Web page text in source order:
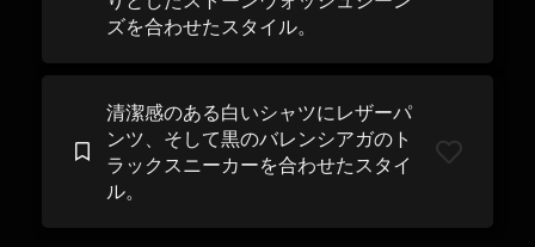
ズを合わせたスタイル。
清潔感のある白いシャツにレザーパ
ンツ、そして黒のバレンシアガのト
ラックスニーカーを合わせたスタイ
ル。